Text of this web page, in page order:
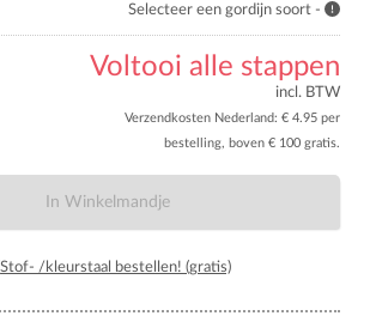
Selecteer een gordijn soort -
Voltooi alle stappen
incl. BTW
Verzendkosten Nederland: € 4.95 per
bestelling, boven € 100 gratis.
In Winkelmandje
Stof- /kleurstaal bestellen! (gratis)